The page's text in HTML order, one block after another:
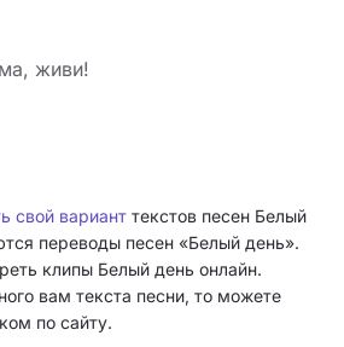
живи!
свой вариант текстов песен Белый
переводы песен «Белый день».
клипы Белый день онлайн.
вам текста песни, то можете
по сайту.